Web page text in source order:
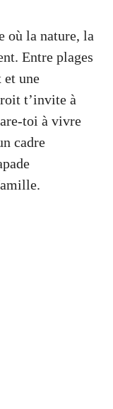
où la nature, la
Entre plages
et une
t’invite à
toi à vivre
cadre